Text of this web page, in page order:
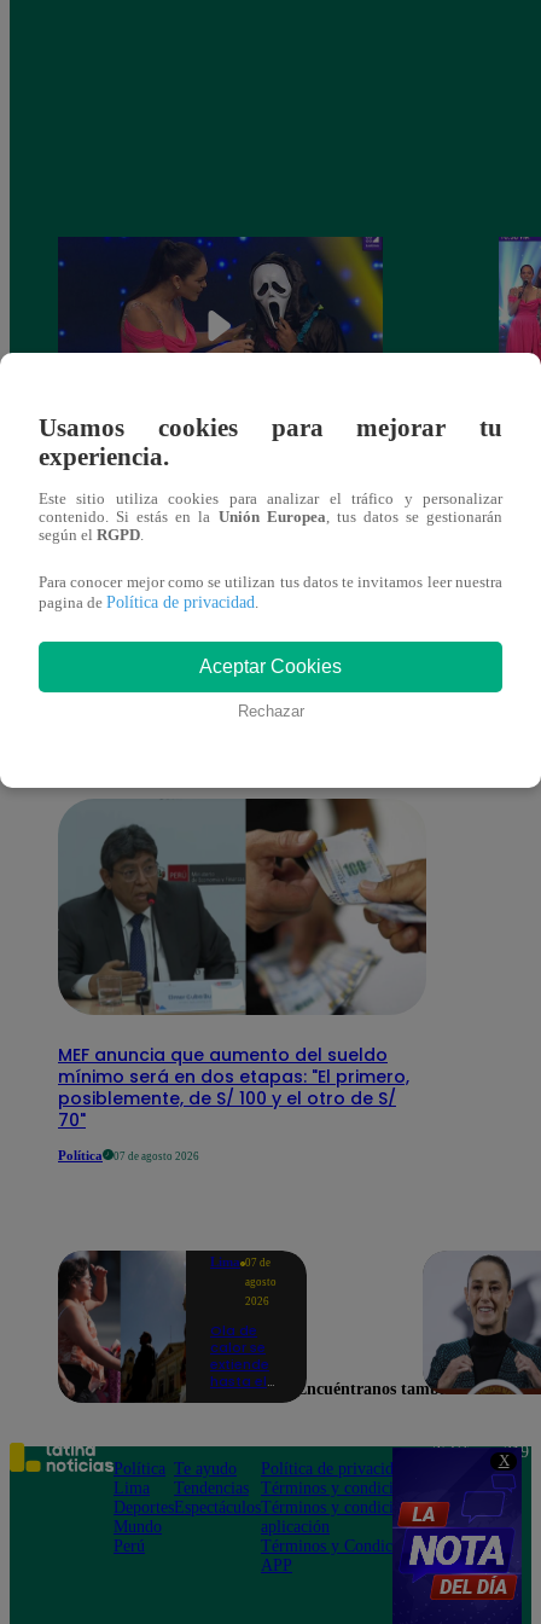
X
Yo Soy 30 de noviembre del 2018 –
Programa completo
gala
También te puede
interesar
MEF anuncia que aumento del sueldo
mínimo será en dos etapas: "El primero,
posiblemente, de S/ 100 y el otro de S/
70"
Política 07 de agosto 2026
Lima 07 de
agosto
2026
Ola de
calor se
extiende
hasta el
Lima y
otras 16
regiones
Usamos cookies para mejorar tu
experiencia.
Este sitio utiliza cookies para analizar el tráfico y personalizar
contenido. Si estás en la Unión Europea , tus datos se gestionarán
según el RGPD
Para conocer mejor como se utilizan tus datos te invitamos leer nuestra
pagina de Política de privacidad
Aceptar Cookies
Rechazar
Encuéntranos también en
Política
Lima
Deportes
Mundo
Perú
Te ayudo
Tendencias
Espectáculos
Política de privacidad
Términos y condiciones
Términos y condiciones
aplicación
Términos y Condiciones
APP
Teléfono: 219
Av. San
Felipe 968
Jesús María